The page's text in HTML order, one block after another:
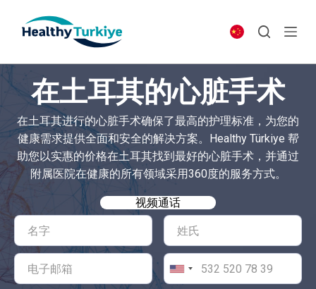
p
t
c
o
n
t
e
在土耳其的心脏手术
在土耳其进行的心脏手术确保了最高的护理标准，为您的
健康需求提供全面和安全的解决方案。Healthy Türkiye 帮
助您以实惠的价格在土耳其找到最好的心脏手术，并通过
附属医院在健康的所有领域采用360度的服务方式。
视频通话